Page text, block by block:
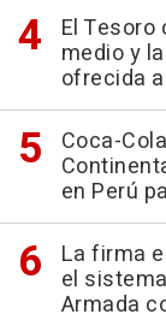
El
medio y
ofrecida
Coca-
en Perú
La firma
el
Armada